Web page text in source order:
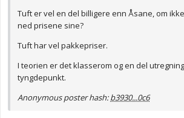
Tuft er vel en del billigere enn Åsane, om
ned prisene sine?
Tuft har vel pakkepriser.
I teorien er det klasserom og en del
tyngdepunkt.
Anonymous poster hash:b3930...0c6